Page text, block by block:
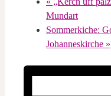
Mundart
Sommerkiche:
Johanneskirche »